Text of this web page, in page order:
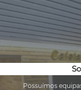
Possuímos